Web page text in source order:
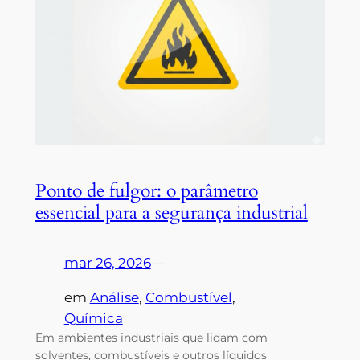
Ponto de fulgor: o parâmetro
essencial para a segurança industrial
mar 26, 2026—
em Análise, Combustível
Química
Em ambientes industriais que lidam com
solventes, combustíveis e outros líquidos